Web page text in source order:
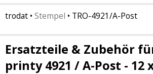
trodat • Stempel • TRO-4921/A-Post
Ersatzteile & Zubehör
printy 4921 / A-Post - 12